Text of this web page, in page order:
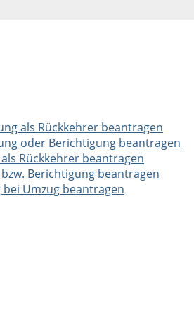
als Rückkehrer beantragen
oder Berichtigung beantragen
Rückkehrer beantragen
Berichtigung beantragen
Umzug beantragen